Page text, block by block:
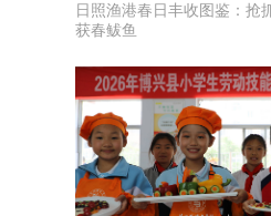
日照渔港春日丰收图鉴：抢
获春鲅鱼